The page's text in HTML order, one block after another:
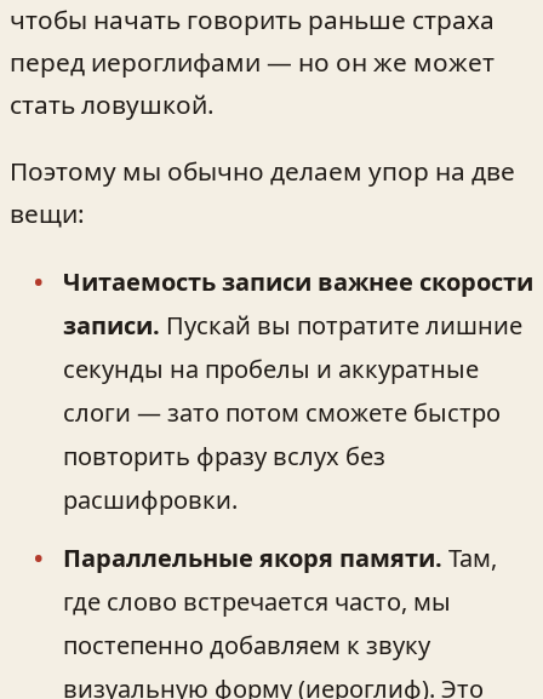
чтобы начать говорить раньше страха
перед иероглифами — но он же может
стать ловушкой.
Поэтому мы обычно делаем упор на две
вещи:
Читаемость записи важнее скорости
записи. Пускай вы потратите лишние
секунды на пробелы и аккуратные
слоги — зато потом сможете быстро
повторить фразу вслух без
расшифровки.
Параллельные якоря памяти. Там,
где слово встречается часто, мы
постепенно добавляем к звуку
визуальную форму (иероглиф). Это